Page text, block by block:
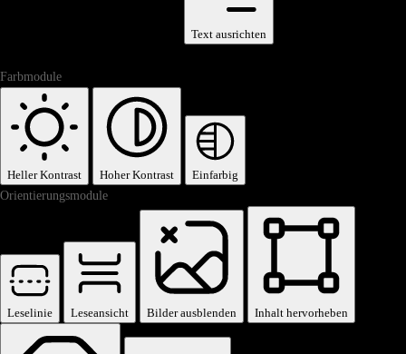
Text ausrichten
Farbmodule
Heller Kontrast Hoher Kontrast
Einfarbig
Orientierungsmodule
Leselinie Leseansicht Bilder ausblenden Inhalt hervorheben